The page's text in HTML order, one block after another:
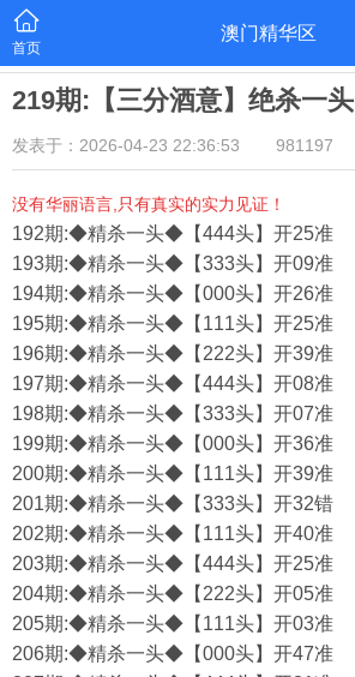
首页
澳门精华区
219期:【三分酒意】绝杀一头
发表于：2026-04-23 22:36:53 981197
没有华丽语言,只有真实的实力见证！
192期:◆精杀一头◆【444头】开25准
193期:◆精杀一头◆【333头】开09准
194期:◆精杀一头◆【000头】开26准
195期:◆精杀一头◆【111头】开25准
196期:◆精杀一头◆【222头】开39准
197期:◆精杀一头◆【444头】开08准
198期:◆精杀一头◆【333头】开07准
199期:◆精杀一头◆【000头】开36准
200期:◆精杀一头◆【111头】开39准
201期:◆精杀一头◆【333头】开32错
202期:◆精杀一头◆【111头】开40准
203期:◆精杀一头◆【444头】开25准
204期:◆精杀一头◆【222头】开05准
205期:◆精杀一头◆【111头】开03准
206期:◆精杀一头◆【000头】开47准